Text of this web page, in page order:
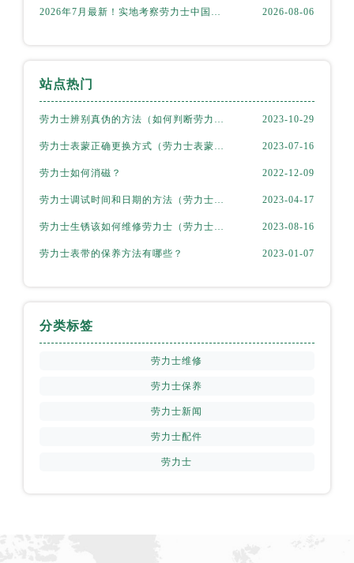
西藏自治区林芝市巴宜区广东路劳力士售后服务中心（需提前预约）
云南省临沧市临翔区世纪路劳力士售后服务中心（需提前预约）
2026年7月最新！实地考察劳力士中国官方售后热线，网点地址客户服务验证 2026-08-06
站点热门
劳力士辨别真伪的方法（如何判断劳力士的真假） 2023-10-29
劳力士表蒙正确更换方式（劳力士表蒙更换知识） 2023-07-16
劳力士如何消磁？ 2022-12-09
劳力士调试时间和日期的方法（劳力士该如何调试） 2023-04-17
劳力士生锈该如何维修劳力士（劳力士生锈怎么处理） 2023-08-16
劳力士表带的保养方法有哪些？ 2023-01-07
分类标签
劳力士维修
劳力士保养
劳力士新闻
劳力士配件
劳力士